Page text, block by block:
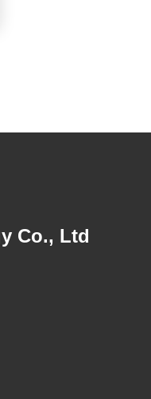
Co., Ltd